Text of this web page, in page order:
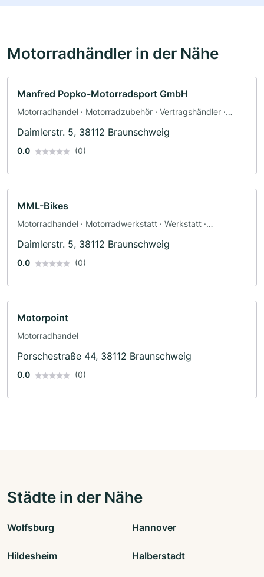
Motorradhändler in der Nähe
Manfred Popko-Motorradsport GmbH
Motorradhandel · Motorradzubehör · Vertragshändler ·
Motorradservice · Fahrzeuglackierungen
Daimlerstr. 5, 38112 Braunschweig
0.0 (0)
MML-Bikes
Motorradhandel · Motorradwerkstatt · Werkstatt ·
· Gutachter
Daimlerstr. 5, 38112 Braunschweig
0.0 (0)
Motorpoint
Motorradhandel
Porschestraße 44, 38112 Braunschweig
0.0 (0)
Städte in der Nähe
Wolfsburg Hannover
Hildesheim Halberstadt